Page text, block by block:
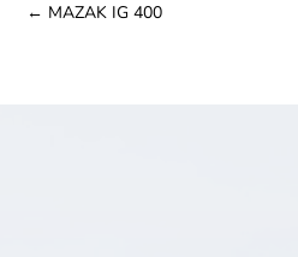
← MAZAK IG 400